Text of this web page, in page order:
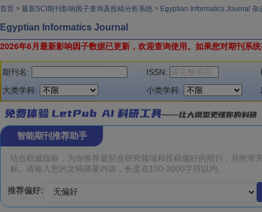
首页 > 最新SCI期刊影响因子查询及投稿分析系统 > Egyptian Informatics Journal 杂
Egyptian Informatics Journal
2026年6月最新影响因子数据已更新，欢迎查询使用。 如果您对期刊系
期刊名: ISSN:
大类学科:
小类学科:
智能期刊推荐助手
推荐偏好: